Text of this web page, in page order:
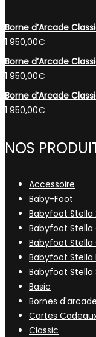
Borne d’Arcade
1 950,00€
Borne d’Arcade
1 950,00€
Borne d’Arcade
1 950,00€
NOS
Accessoire
Baby-Foot
Babyfoot Stella
Babyfoot
Babyfoot Stella
Babyfoot Stella
Babyfoot Stella
Basic
Bornes
Cartes
Classic